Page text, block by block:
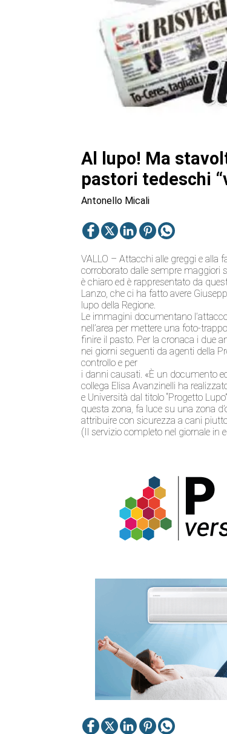
Al lupo! Ma
pastori tedeschi
Antonello Micali
VALLO – Attacchi alle greggi e alla
corroborato dalle sempre maggiori
è chiaro ed è rappresentato da
Lanzo, che ci ha fatto avere
lupo della Regione.
Le immagini documentano
nell’area per mettere una foto-
finire il pasto. Per la cronaca i due
nei giorni seguenti da agenti della
controllo e per
i danni causati. «È un documento
collega Elisa Avanzinelli ha
e Università dal titolo “Progetto
questa zona, fa luce su una zona
attribuire con sicurezza a cani
(Il servizio completo nel giornale in